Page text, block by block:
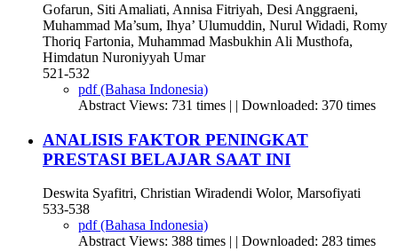
Gofarun, Siti Amaliati, Annisa Fitriyah, Desi Anggraeni,
Muhammad Ma’sum, Ihya’ Ulumuddin, Nurul Widadi, Romy
Thoriq Fartonia, Muhammad Masbukhin Ali Musthofa,
Himdatun Nuroniyyah Umar
521-532
pdf (Bahasa Indonesia)
Abstract Views: 731 times | | Downloaded: 370 times
ANALISIS FAKTOR PENINGKAT
PRESTASI BELAJAR SAAT INI
Deswita Syafitri, Christian Wiradendi Wolor, Marsofiyati
533-538
pdf (Bahasa Indonesia)
Abstract Views: 388 times | | Downloaded: 283 times